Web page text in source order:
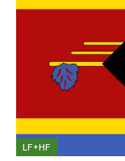
LF+HF